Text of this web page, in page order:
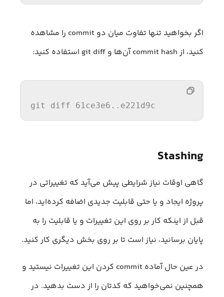
اگر بخواهید تنها تفاوت میان دو commit را مشاهده
کنید، از commit hash آن‌ها و git diff استفاده کنید:
git diff 61ce3e6..e221d9c
Stashing
گاهی اوقات نیاز شرایطی پیش می‌آید که تغییراتی در
پروژه ایجاد و یا حتی قابلیت جدیدی اضافه کرده‌اید، اما
قبل از اینکه کار بر روی این تغییرات و یا قابلیت را به
پایان برسانید، نیاز است تا بر روی بخش دیگری کار کنید.
در عین حال آماده commit کردن این تغییرات نیستید و
همچنین نمی‌خواهید که کدتان را از دست بدهید. در